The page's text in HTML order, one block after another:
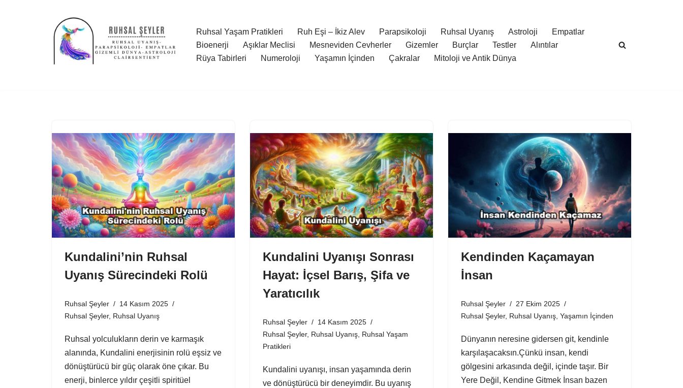
Ruhsal Yaşam Pratikleri Ruh Eşi – İkiz Alev Parapsikoloji Ruhsal Uyanış Astroloji
Empatlar
Bioenerji
Aşıklar Meclisi Mesneviden Cevherler Gizemler Burçlar Testler
Alıntılar
Rüya Tabirleri
Numeroloji Yaşamın İçinden Çakralar Mitoloji ve Antik Dünya
Kundalini’nin Ruhsal
Uyanış Sürecindeki Rolü
Ruhsal Şeyler
14 Kasım 2025
Ruhsal Şeyler, Ruhsal Uyanış
Ruhsal yolculukların derin ve karmaşık
alanında, Kundalini enerjisinin rolü eşsiz ve
dönüştürücü bir güç olarak öne çıkar. Bu
enerji, binlerce yıldır çeşitli spiritüel
Kundalini Uyanışı Sonrası
Hayat: İçsel Barış, Şifa ve
Yaratıcılık
Ruhsal Şeyler
14 Kasım 2025
Ruhsal Şeyler, Ruhsal Uyanış Ruhsal Yaşam
Pratikleri
Kundalini uyanışı, insan yaşamında derin
ve dönüştürücü bir deneyimdir. Bu uyanış
Kendinden Kaçamayan
İnsan
Ruhsal Şeyler
27 Ekim 2025
Ruhsal Şeyler, Ruhsal Uyanış Yaşamın İçinden
Dünyanın neresine gidersen git, kendinle
karşılaşacaksın.Çünkü insan, kendi
gölgesini arkasında değil, içinde taşır. Bir
Yere Değil, Kendine Gitmek İnsan bazen